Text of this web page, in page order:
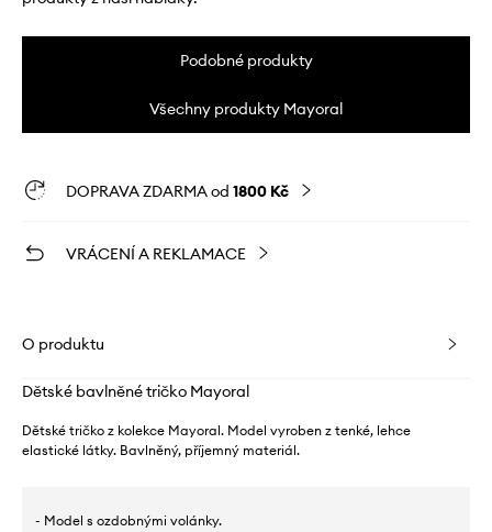
Podobné produkty
Všechny produkty Mayoral
DOPRAVA ZDARMA od 1800 Kč
VRÁCENÍ A REKLAMACE
O produktu
Dětské bavlněné tričko Mayoral
Dětské tričko z kolekce Mayoral. Model vyroben z tenké, lehce
elastické látky. Bavlněný, příjemný materiál.
- Model s ozdobnými volánky.